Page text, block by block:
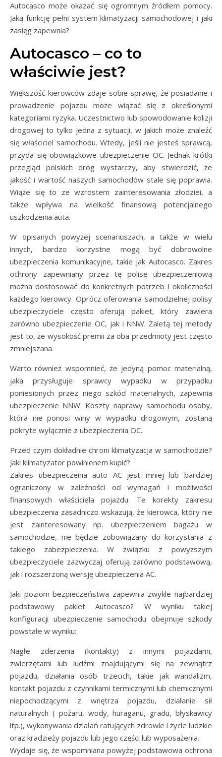
Autocasco może okazać się ogromnym źródłem pomocy.
Jaką funkcję pełni system klimatyzacji samochodowej i jaki
zasięg zapewnia?
Autocasco – co to
właściwie jest?
Większość kierowców zdaje sobie sprawę, że posiadanie i
prowadzenie pojazdu może wiązać się z określonymi
kategoriami ryzyka. Uczestnictwo lub spowodowanie kolizji
drogowej to tylko jedna z sytuacji, w jakich może znaleźć
się właściciel samochodu. Wtedy, jeśli nie jesteś sprawcą,
przyda się obowiązkowe ubezpieczenie OC. Jednak krótki
przegląd polskich dróg wystarczy, aby stwierdzić, że
jakość i wartość naszych samochodów stale się poprawia.
Wiąże się to ze wzrostem zainteresowania złodziei, a
także wpływa na wielkość finansową potencjalnego
uszkodzenia auta.
W opisanych powyżej scenariuszach, a także w wielu
innych, bardzo korzystne mogą być dobrowolne
ubezpieczenia komunikacyjne, takie jak Autocasco. Zakres
ochrony zapewniany przez tę polisę ubezpieczeniową
można dostosować do konkretnych potrzeb i okoliczności
każdego kierowcy. Oprócz oferowania samodzielnej polisy
ubezpieczyciele często oferują pakiet, który zawiera
zarówno ubezpieczenie OC, jak i NNW. Zaletą tej metody
jest to, że wysokość premii za oba przedmioty jest często
zmniejszana.
Warto również wspomnieć, że jedyną pomoc materialną,
jaka przysługuje sprawcy wypadku w przypadku
poniesionych przez niego szkód materialnych, zapewnia
ubezpieczenie NNW. Koszty naprawy samochodu osoby,
która nie ponosi winy w wypadku drogowym, zostaną
pokryte wyłącznie z ubezpieczenia OC.
Przed czym dokładnie chroni klimatyzacja w samochodzie?
Jaki klimatyzator powinienem kupić?
Zakres ubezpieczenia auto AC jest mniej lub bardziej
ograniczony w zależności od wymagań i możliwości
finansowych właściciela pojazdu. Te korekty zakresu
ubezpieczenia zasadniczo wskazują, że kierowca, który nie
jest zainteresowany np. ubezpieczeniem bagażu w
samochodzie, nie będzie zobowiązany do korzystania z
takiego zabezpieczenia. W związku z powyższym
ubezpieczyciele zazwyczaj oferują zarówno podstawową,
jak i rozszerzoną wersję ubezpieczenia AC.
Jaki poziom bezpieczeństwa zapewnia zwykle najbardziej
podstawowy pakiet Autocasco? W wyniku takiej
konfiguracji ubezpieczenie samochodu obejmuje szkody
powstałe w wyniku:
Nagłe zderzenia (kontakty) z innymi pojazdami,
zwierzętami lub ludźmi znajdującymi się na zewnątrz
pojazdu, działania osób trzecich, takie jak wandalizm,
kontakt pojazdu z czynnikami termicznymi lub chemicznymi
niepochodzącymi z wnętrza pojazdu, działanie sił
naturalnych ( pożaru, wody, huraganu, gradu, błyskawicy
itp.), wykonywania działań ratujących zdrowie i życie ludzkie
oraz kradzieży pojazdu lub jego części lub wyposażenia.
Wydaje się, że wspomniana powyżej podstawowa ochrona